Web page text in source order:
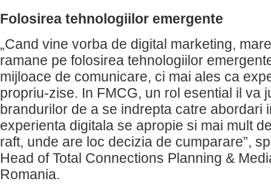
Folosirea tehnologiilor emergente
„Cand vine vorba de digital marketing,
ramane pe folosirea tehnologiilor
mijloace de comunicare, ci mai ales ca
propriu-zise. In FMCG, un rol esential il va
brandurilor de a se indrepta catre abordari
experienta digitala se apropie si mai mult
raft, unde are loc decizia de cumparare”,
Head of Total Connections Planning &
Romania.